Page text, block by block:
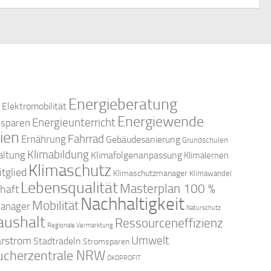
e
u
n
d
A
t
N
a
v
i
g
a
t
Elektromobilität Energieberatung
Energieunterricht Energiewende
Ernährung Fahrrad Gebäudesanierung Grundschulen
Klimabildung Klimafolgenanpassung Klimalernen
Klimaschutz Klimaschutzmanager Klimawandel
LebensqualitätMasterplan 100 %
Mobilität Nachhaltigkeit Naturschutz
Regionale Vermarktung Ressourceneffizienz
Stadtradeln Stromsparen Umwelt
NRW ÖKOPROFIT